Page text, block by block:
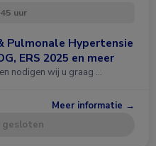
uur
Hypertensie
ERS 2025 en meer
nodigen wij u graag …
Meer informatie →
gesloten